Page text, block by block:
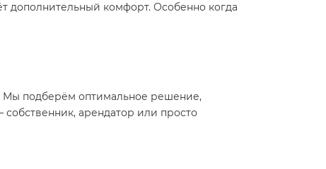
дополнительный комфорт. Особенно когда
Мы подберём оптимальное решение,
арендатор или просто